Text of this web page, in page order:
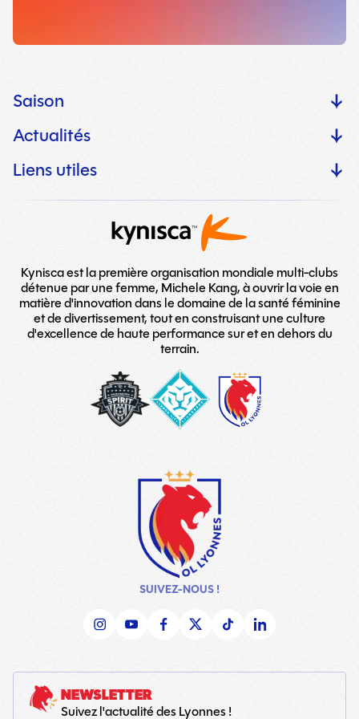
Saison
Actualités
Liens utiles
Kynisca est la première organisation mondiale multi-clubs
détenue par une femme, Michele Kang, à ouvrir la voie en
matière d'innovation dans le domaine de la santé féminine
et de divertissement, tout en construisant une culture
d'excellence de haute performance sur et en dehors du
terrain.
washington-
spirit copy
LOGO
TEAM
SUIVEZ-NOUS !
NEWSLETTER
Suivez l'actualité des Lyonnes !